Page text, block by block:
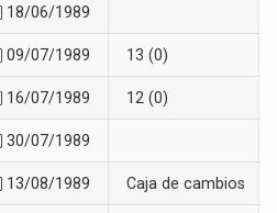
18/06/1989
09/07/1989 13 (0)
16/07/1989 12 (0)
30/07/1989
13/08/1989 Caja de cambios